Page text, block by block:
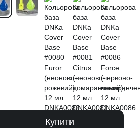
Купити